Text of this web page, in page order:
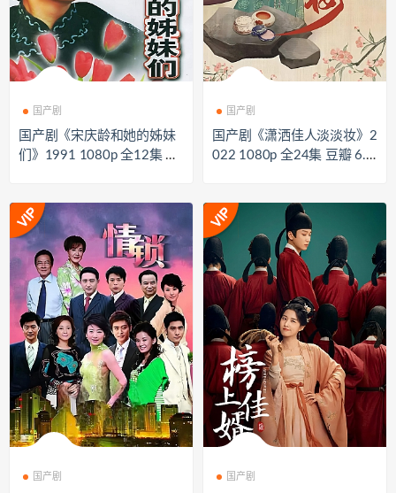
国产剧
国产剧《宋庆龄和她的姊妹
们》1991 1080p 全12集 豆
国产剧
国产剧《潇洒佳人淡淡妆》2
022 1080p 全24集 豆瓣 6.3
国产剧 国产剧